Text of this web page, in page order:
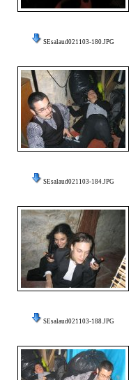
SEsalaud021103-180.JPG
SEsalaud021103-184.JPG
SEsalaud021103-188.JPG